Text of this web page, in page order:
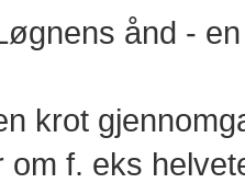
ånd -
krot
om f. eks